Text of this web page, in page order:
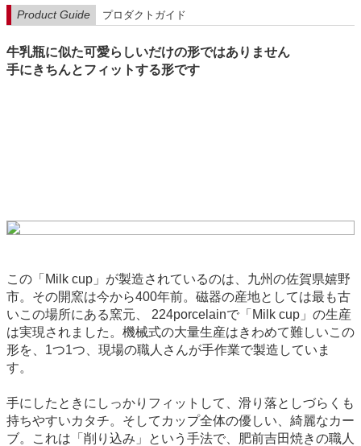
Product Guide プロダクトガイド
牛乳瓶に似た可愛らしいだけの形ではありません
手にきちんとフィットする形です
この「Milk cup」が製造されているのは、九州の佐賀県嬉野
市。その開窯は今から400年前。磁器の産地としては最も古
いこの場所にある窯元、 224porcelainで「Milk cup」の生産
は実現されました。機械式の大量生産はきわめて難しいこの
形を、1つ1つ、現場の職人さんが手作業で製造していま
す。
手にしたときにしっかりフィットして、滑り落としづらくも
持ちやすいカタチ。そしてカップ全体の優しい、綺麗なカー
ブ。これは「削り込み」という手法で、肥前吉田焼きの職人